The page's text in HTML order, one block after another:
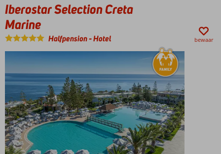
Iberostar Selection Creta
Marine
Halfpension-Hotel bewaar